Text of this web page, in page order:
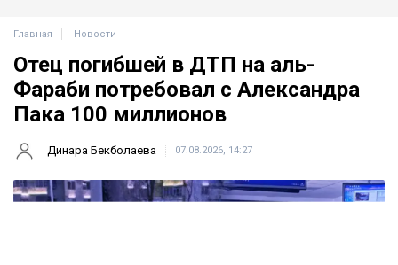
Главная Новости
Отец погибшей в ДТП на аль-
Фараби потребовал с Александра
Пака 100 миллионов
Динара Бекболаева 07.08.2026, 14:27